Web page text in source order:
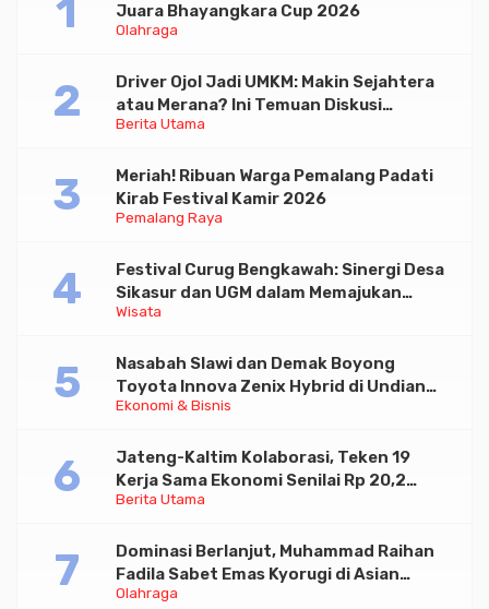
Olahraga
Juara Bhayangkara Cup 2026
Berita Utama
Driver Ojol Jadi UMKM: Makin Sejahtera
atau Merana? Ini Temuan Diskusi
Paramadina
Pemalang Raya
Meriah! Ribuan Warga Pemalang Padati
Kirab Festival Kamir 2026
Wisata
Festival Curug Bengkawah: Sinergi Desa
Sikasur dan UGM dalam Memajukan
Wisata serta UMKM Lokal
Ekonomi & Bisnis
Nasabah Slawi dan Demak Boyong
Toyota Innova Zenix Hybrid di Undian
Tabungan Bima Bank Jateng
Berita Utama
Jateng-Kaltim Kolaborasi, Teken 19
Kerja Sama Ekonomi Senilai Rp 20,2
Triliun
Olahraga
Dominasi Berlanjut, Muhammad Raihan
Fadila Sabet Emas Kyorugi di Asian
Taekwondo Indonesia Open 2026